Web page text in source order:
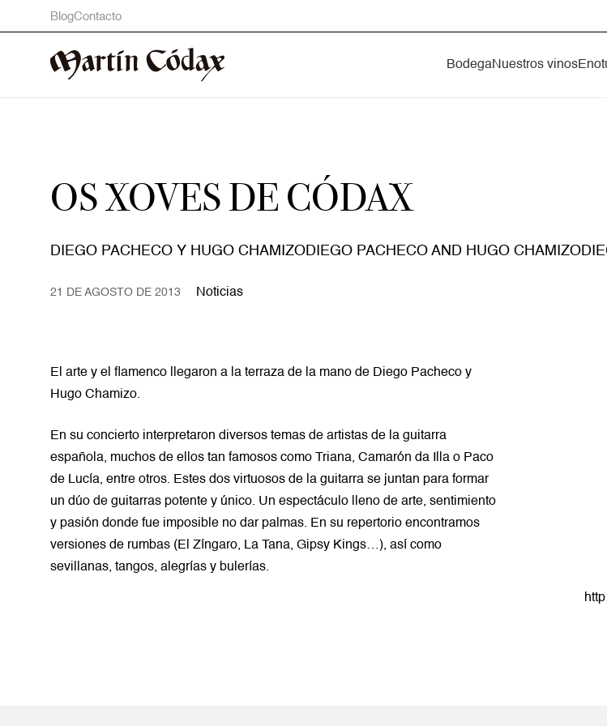
BlogContacto
BodegaNuestros vinos
OS XOVES DE CÓDAX
DIEGO PACHECO Y HUGO CHAMIZODIEGO PACHECO AND HUGO
21 DE AGOSTO DE 2013 Noticias
El arte y el flamenco llegaron a la terraza de la mano de Diego Pacheco y
Hugo Chamizo.
En su concierto interpretaron diversos temas de artistas de la guitarra
española, muchos de ellos tan famosos como Triana, Camarón da Illa o Paco
de Lucía, entre otros. Estes dos virtuosos de la guitarra se juntan para formar
un dúo de guitarras potente y único. Un espectáculo lleno de arte, sentimiento
y pasión donde fue imposible no dar palmas. En su repertorio encontramos
versiones de rumbas (El Zíngaro, La Tana, Gipsy Kings…), así como
sevillanas, tangos, alegrías y bulerías.